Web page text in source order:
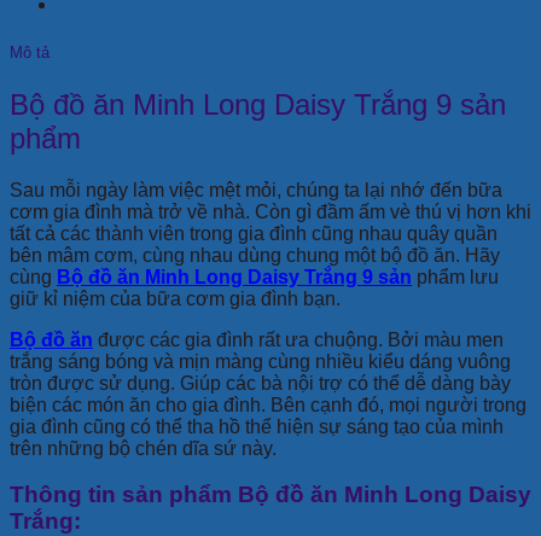
Mô tả
Bộ đồ ăn Minh Long Daisy Trắng 9 sản
phẩm
Sau mỗi ngày làm việc mệt mỏi, chúng ta lại nhớ đến bữa
cơm gia đình mà trở về nhà. Còn gì đầm ấm vè thú vị hơn khi
tất cả các thành viên trong gia đình cũng nhau quây quần
bên mâm cơm, cùng nhau dùng chung một bộ đồ ăn. Hãy
cùng Bộ đồ ăn Minh Long Daisy Trắng 9 sản phẩm lưu
giữ kỉ niệm của bữa cơm gia đình bạn.
Bộ đồ ăn được các gia đình rất ưa chuộng. Bởi màu men
trắng sáng bóng và mịn màng cùng nhiều kiểu dáng vuông
tròn được sử dụng. Giúp các bà nội trợ có thể dễ dàng bày
biện các món ăn cho gia đình. Bên cạnh đó, mọi người trong
gia đình cũng có thể tha hồ thể hiện sự sáng tạo của mình
trên những bộ chén dĩa sứ này.
Thông tin sản phẩm Bộ đồ ăn Minh Long Daisy
Trắng: